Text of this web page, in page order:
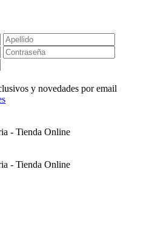
y novedades por email